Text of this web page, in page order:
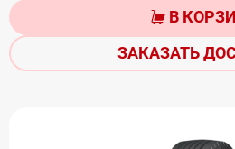
В
ЗАКАЗАТЬ